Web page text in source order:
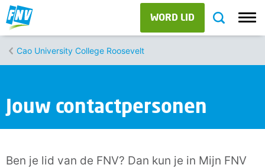
WORD LID
Cao University College Roosevelt
Jouw contactpersonen
Ben je lid van de FNV? Dan kun je in Mijn FNV